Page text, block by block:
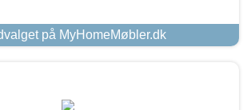
på MyHomeMøbler.dk